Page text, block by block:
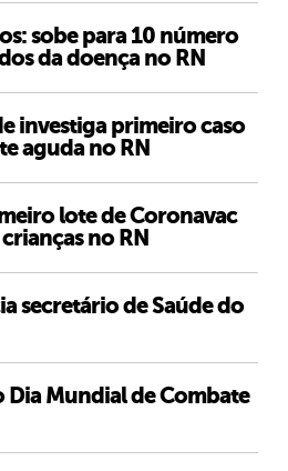
sobe para 10 número
da doença no RN
investiga primeiro caso
aguda no RN
lote de Coronavac
no RN
secretário de Saúde do
Dia Mundial de Combate